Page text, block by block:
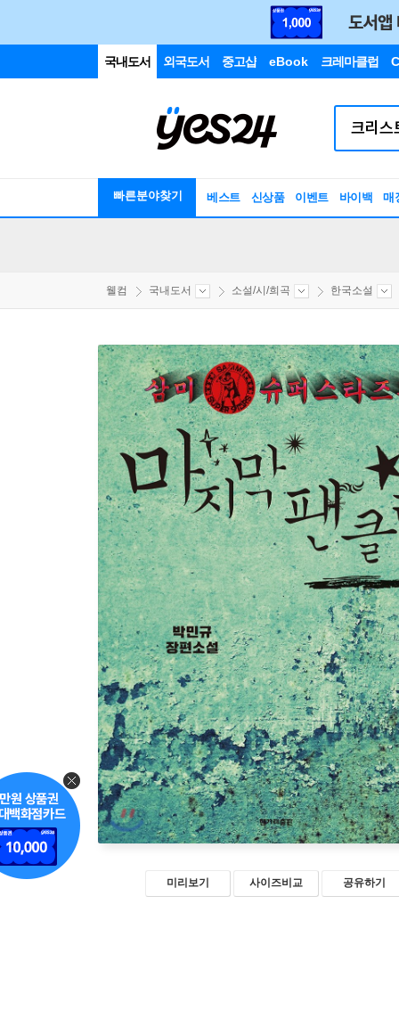
국내도서 외국도서 중고샵 eBook 크레마클럽
빠른분야찾기 베스트 신상품 이벤트 바이백 매
웰컴 국내도서 소설/시/희곡 한국소설
미리보기 사이즈비교 공유하기